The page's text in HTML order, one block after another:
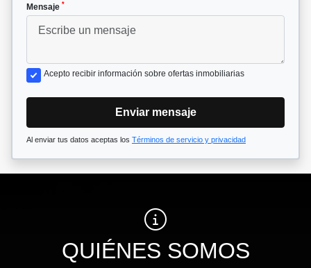
Mensaje *
Acepto recibir información sobre ofertas inmobiliarias
Enviar mensaje
Al enviar tus datos aceptas los Términos de servicio y privacidad
QUIÉNES SOMOS